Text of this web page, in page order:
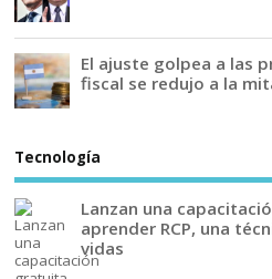
El ajuste golpea a las
fiscal se redujo a la
Tecnología
Lanzan una
aprender RCP, una
vidas